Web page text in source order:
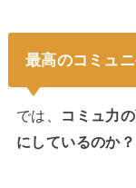
最高のコミュ
では、
コミュ力
にしているのか？